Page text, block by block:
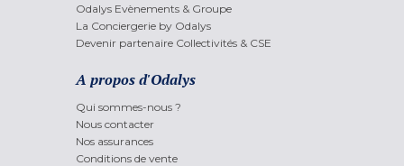
Odalys Evènements & Groupe
La Conciergerie by Odalys
Devenir partenaire Collectivités & CSE
A propos d'Odalys
Qui sommes-nous ?
Nous contacter
Nos assurances
Conditions de vente